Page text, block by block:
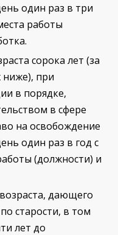
один раз в три
работы
сорока лет (за
ниже), при
в порядке,
в сфере
на освобождение
один раз в год с
(должности) и
дающего
старости, в том
лет до